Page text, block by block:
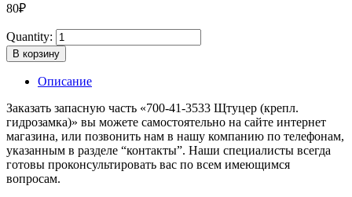
80₽
Quantity:
В корзину
Описание
Заказать запасную часть «700-41-3533 Щтуцер (крепл.
гидрозамка)» вы можете самостоятельно на сайте интернет
магазина, или позвонить нам в нашу компанию по телефонам,
указанным в разделе “контакты”. Наши специалисты всегда
готовы проконсультировать вас по всем имеющимся
вопросам.